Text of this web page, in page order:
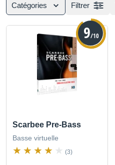
Catégories Filtrer
9/10
Scarbee Pre-Bass
Basse virtuelle
(3)